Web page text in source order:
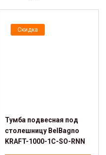
Скидка
Тумба подвесная под
столешницу BelBagno
KRAFT-1000-1C-SO-RNN